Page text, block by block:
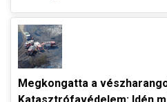
Megkongatta a
Katasztrófavédelem: Idén